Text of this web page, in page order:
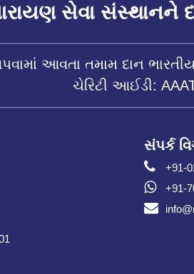
સેવા સંસ્થાનને
આવતા તમામ દાન
ચેરિટી આઈડી:
સંપર્ક
+91-
+91-